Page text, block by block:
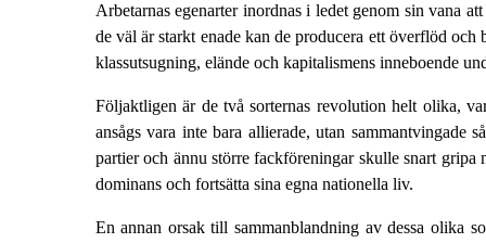
Arbetarnas egenarter inordnas i ledet genom sin vana
de väl är starkt enade kan de producera ett överflöd
klassutsugning, elände och kapitalismens inneboende
Följaktligen är de två sorternas revolution helt olika,
ansågs vara inte bara allierade, utan sammantvingade
partier och ännu större fackföreningar skulle snart
dominans och fortsätta sina egna nationella liv.
En annan orsak till sammanblandning av dessa olika